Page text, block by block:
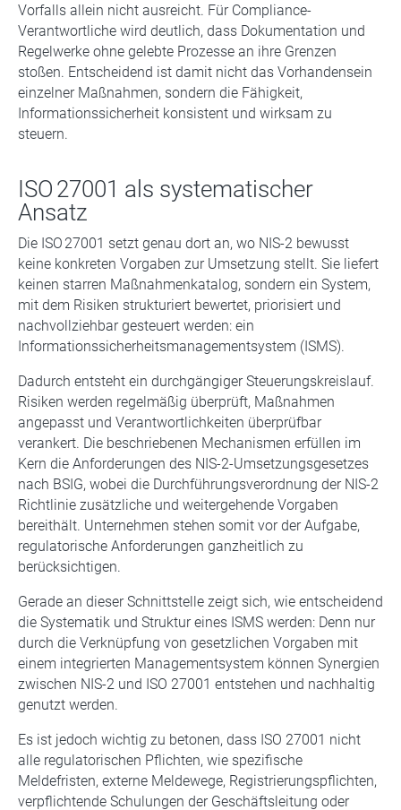
Vorfalls allein nicht ausreicht. Für Compliance-
Verantwortliche wird deutlich, dass Dokumentation und
Regelwerke ohne gelebte Prozesse an ihre Grenzen
stoßen. Entscheidend ist damit nicht das Vorhandensein
einzelner Maßnahmen, sondern die Fähigkeit,
Informationssicherheit konsistent und wirksam zu
steuern.
ISO 27001 als systematischer
Ansatz
Die ISO 27001 setzt genau dort an, wo NIS-2 bewusst
keine konkreten Vorgaben zur Umsetzung stellt. Sie liefert
keinen starren Maßnahmenkatalog, sondern ein System,
mit dem Risiken strukturiert bewertet, priorisiert und
nachvollziehbar gesteuert werden: ein
Informationssicherheitsmanagementsystem (ISMS).
Dadurch entsteht ein durchgängiger Steuerungskreislauf.
Risiken werden regelmäßig überprüft, Maßnahmen
angepasst und Verantwortlichkeiten überprüfbar
verankert. Die beschriebenen Mechanismen erfüllen im
Kern die Anforderungen des NIS-2-Umsetzungsgesetzes
nach BSIG, wobei die Durchführungsverordnung der NIS-2
Richtlinie zusätzliche und weitergehende Vorgaben
bereithält. Unternehmen stehen somit vor der Aufgabe,
regulatorische Anforderungen ganzheitlich zu
berücksichtigen.
Gerade an dieser Schnittstelle zeigt sich, wie entscheidend
die Systematik und Struktur eines ISMS werden: Denn nur
durch die Verknüpfung von gesetzlichen Vorgaben mit
einem integrierten Managementsystem können Synergien
zwischen NIS-2 und ISO 27001 entstehen und nachhaltig
genutzt werden.
Es ist jedoch wichtig zu betonen, dass ISO 27001 nicht
alle regulatorischen Pflichten, wie spezifische
Meldefristen, externe Meldewege, Registrierungspflichten,
verpflichtende Schulungen der Geschäftsleitung oder